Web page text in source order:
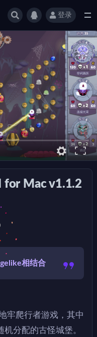
登录
for Mac v1.1.2
相结合
牢爬行者游戏，其中
分配的古怪城堡。